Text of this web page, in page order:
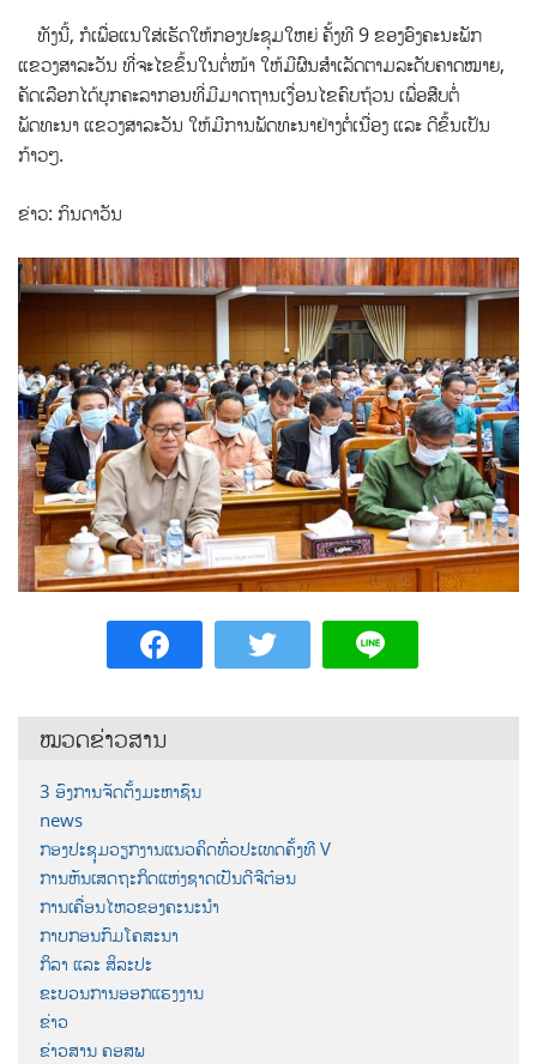
ທັງນີ້, ກໍເພື່ອແນໃສ່ເຮັດໃຫ້ກອງປະຊຸມໃຫຍ່ ຄັ້ງທີ 9 ຂອງອົງຄະນະພັກ
ແຂວງສາລະວັນ ທີ່ຈະໄຂຂຶ້ນໃນຕໍ່ໜ້າ ໃຫ້ມີຜົນສຳເລັດຕາມລະດັບຄາດໝາຍ,
ຄັດເລືອກໄດ້ບຸກຄະລາກອນທີ່ມີມາດຖານເງື່ອນໄຂຄົບຖ້ວນ ເພື່ອສືບຕໍ່
ພັດທະນາ ແຂວງສາລະວັນ ໃຫ້ມີການພັດທະນາຢ່າງຕໍ່ເນື່ອງ ແລະ ດີຂຶ້ນເປັນ
ກ້າວໆ.
ຂ່າວ: ກິນດາວັນ
ໝວດຂ່າວສານ
3 ອົງການຈັດຕັ້ງມະຫາຊົນ
news
ກອງປະຊຸມວຽກງານແນວຄິດທົ່ວປະເທດຄັ້ງທີ V
ການຫັນເສດຖະກິດແຫ່ງຊາດເປັນດີຈີຕ໋ອນ
ການເຄື່ອນໄຫວຂອງຄະນະນຳ
ກາບກອນກົມໂຄສະນາ
ກິລາ ແລະ ສິລະປະ
ຂະບວນການອອກແຮງງານ
ຂ່າວ
ຂ່າວສານ ຄອສພ